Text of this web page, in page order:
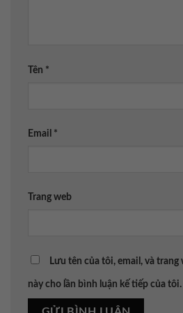
Tên *
Email *
Trang web
Lưu tên của tôi, email, và
này cho lần bình luận kế tiếp của tôi.